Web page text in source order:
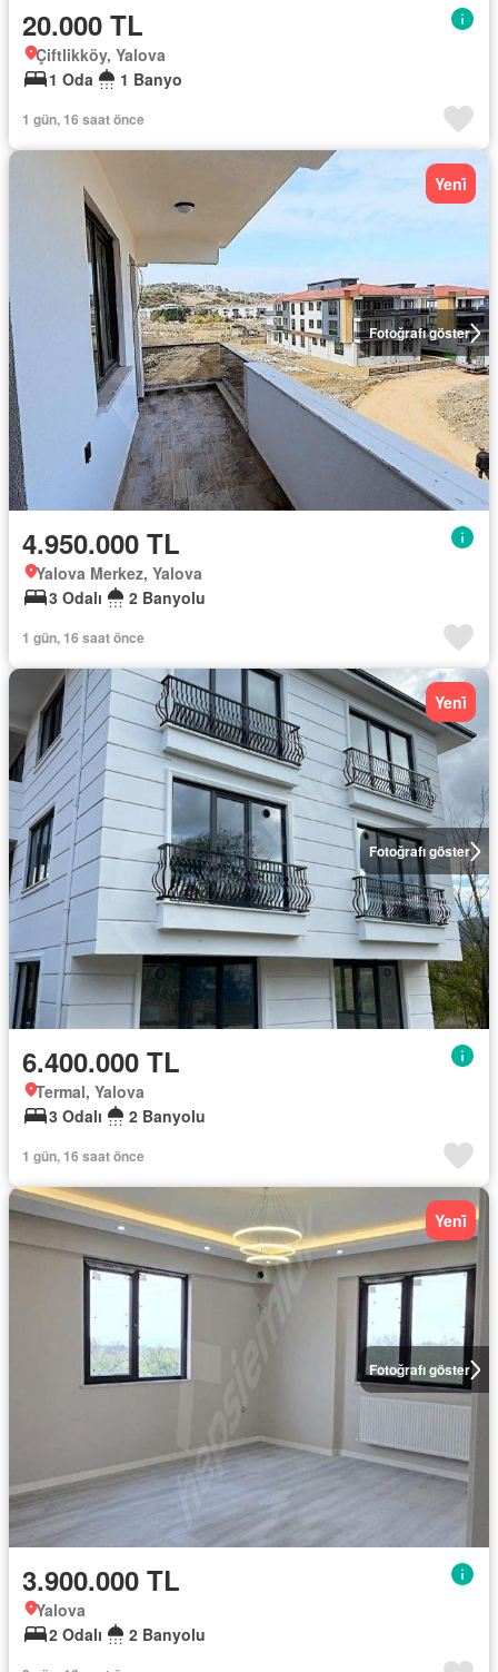
20.000 TL
Çiftlikköy, Yalova
1 Oda
1 Banyo
1 gün, 16 saat önce
Fotoğrafı göster
Yeni̇
4.950.000 TL
Yalova Merkez, Yalova
3 Odalı
2 Banyolu
1 gün, 16 saat önce
Fotoğrafı göster
Yeni̇
6.400.000 TL
Termal, Yalova
3 Odalı
2 Banyolu
1 gün, 16 saat önce
Fotoğrafı göster
Yeni̇
3.900.000 TL
Yalova
2 Odalı
2 Banyolu